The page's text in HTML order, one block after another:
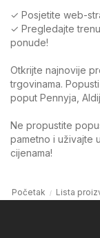
✓ Posjetite web-
✓ Pregledajte
ponude!
Otkrijte najnovije
trgovinama.
poput Pennyja,
Ne propustite
pametno i uživajte
cijenama!
Početak Lista